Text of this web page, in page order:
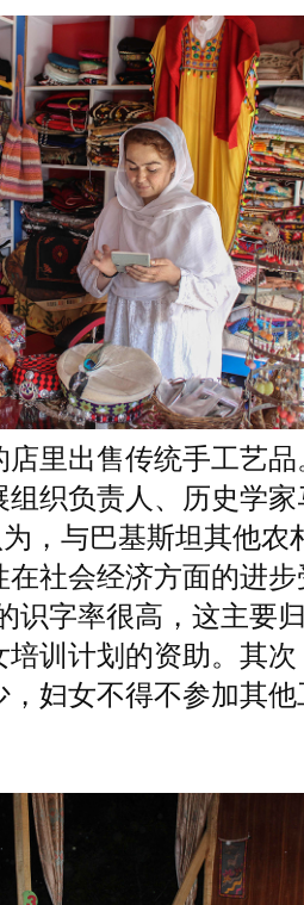
店里出售传统手工艺
组织负责人、历史学家
，与巴基斯坦其他农
社会经济方面的进
识字率很高，这主要
训计划的资助。其
妇女不得不参加其他